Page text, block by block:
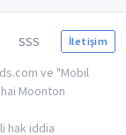
SSS İletişim
ve "Mobil
Moonton
hak iddia